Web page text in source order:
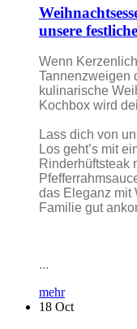
unsere
Wenn
Tannenzweigen
kulinarische
Kochbox wird
Lass dich von
Los geht’s mit
Rinderhüftsteak
das Eleganz mit
Familie gut
...
mehr
18 Oct